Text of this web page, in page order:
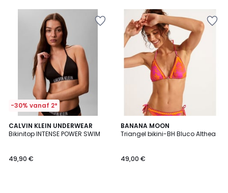
-30% vanaf 2*
CALVIN KLEIN UNDERWEAR
Bikinitop INTENSE POWER SWIM
49,90 €
BANANA MOON
Triangel bikini-BH Bluco Althea
49,00 €